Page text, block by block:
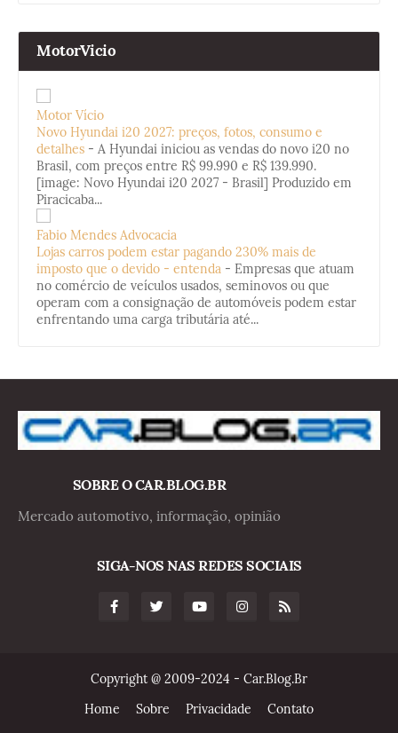
MotorVicio
Motor Vício
Novo Hyundai i20 2027: preços, fotos, consumo e
detalhes - A Hyundai iniciou as vendas do novo i20 no
Brasil, com preços entre R$ 99.990 e R$ 139.990.
[image: Novo Hyundai i20 2027 - Brasil] Produzido em
Piracicaba...
Fabio Mendes Advocacia
Lojas carros podem estar pagando 230% mais de
imposto que o devido - entenda - Empresas que atuam
no comércio de veículos usados, seminovos ou que
operam com a consignação de automóveis podem estar
enfrentando uma carga tributária até...
SOBRE O CAR.BLOG.BR
Mercado automotivo, informação, opinião
SIGA-NOS NAS REDES SOCIAIS
Copyright @ 2009-2024 - Car.Blog.Br
Home
Sobre Privacidade Contato